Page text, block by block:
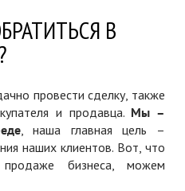
В
провести сделку, также
и продавца. Мы –
, наша главная цель –
наших клиентов. Вот, что
бизнеса, можем